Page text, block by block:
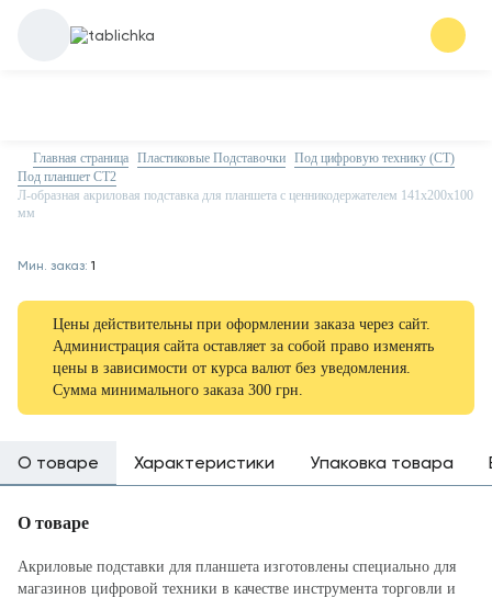
Главная страница Пластиковые Подставочки Под цифровую технику (CT)
Под планшет CT2
Л-образная акриловая подставка для планшета с ценникодержателем 141х200х100
мм
Мин. заказ: 1
Цены действительны при оформлении заказа через сайт.
Администрация сайта оставляет за собой право изменять
цены в зависимости от курса валют без уведомления.
Сумма минимального заказа 300 грн.
О товаре Характеристики Упаковка товара
О товаре
Акриловые подставки для планшета изготовлены специально для
магазинов цифровой техники в качестве инструмента торговли и